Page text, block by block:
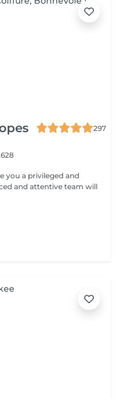
297
you a privileged and
and attentive team will